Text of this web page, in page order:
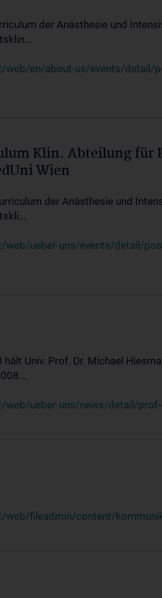
der Anästhesie und
web/en/about-us/events/detail/
Klin. Abteilung
Wien
der Anästhesie und
web/ueber-uns/events/detail/
Univ. Prof. Dr. Michael
web/ueber-uns/news/detail/
web/fileadmin/content/